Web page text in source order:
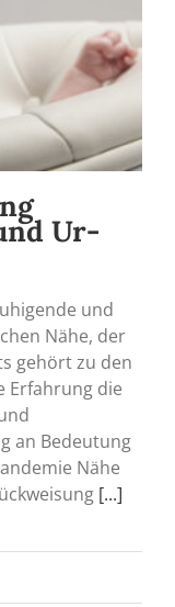
Ur-
und
Nähe, der
gehört zu den
Erfahrung die
an Bedeutung
Nähe
[...]